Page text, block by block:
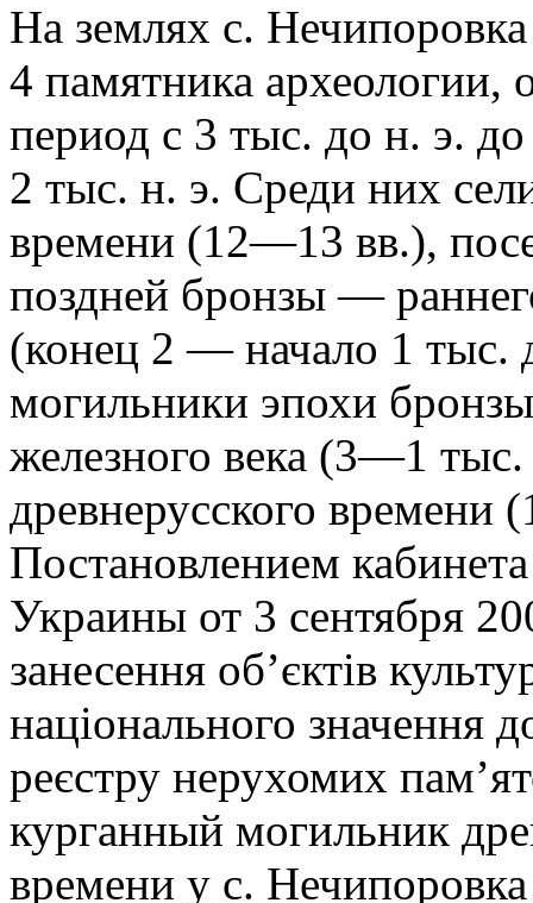
На землях с. Нечипоровка
4 памятника археологии,
период с 3 тыс. до н. э.
2 тыс. н. э. Среди них
времени (12—13 вв.),
поздней бронзы —
(конец 2 — начало 1 тыс.
могильники эпохи
железного века (3—1
древнерусского времени
Постановлением
Украины от 3 сентября
занесення об’єктів
національного значення
реєстру нерухомих
курганный могильник
времени у с. Нечипоровка